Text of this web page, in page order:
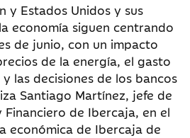
y Estados Unidos y sus
economía siguen centrando
de junio, con un impacto
de la energía, el gasto
las decisiones de los bancos
Santiago Martínez, jefe de
Financiero de Ibercaja, en el
económica de Ibercaja de